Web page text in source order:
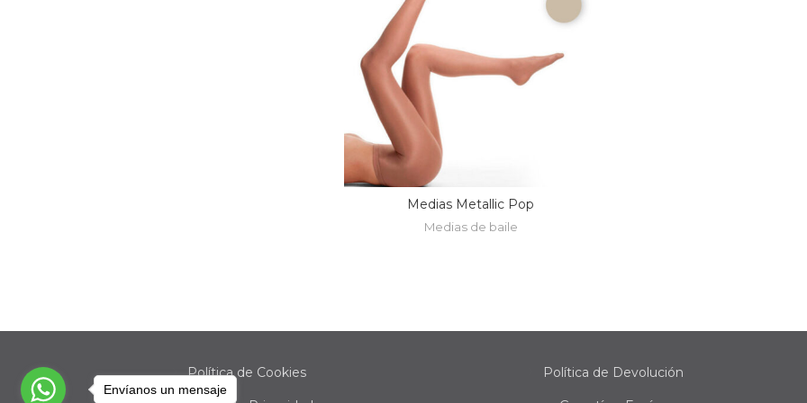
Medias Metallic Pop
Medias de baile
Política de Cookies Política de Devolución
Envíanos un mensaje